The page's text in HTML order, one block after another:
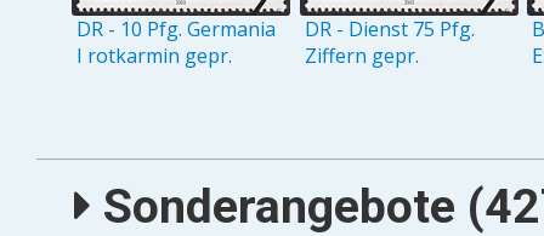
DR - 10 Pfg. Germania
I rotkarmin gepr.
DR - Dienst 75 Pfg.
Ziffern gepr.
Sonderangebote